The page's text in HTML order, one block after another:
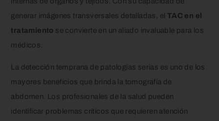
generar imágenes transversales detalladas, el TAC en el
tratamiento se convierte en un aliado invaluable para los
médicos.
La detección temprana de patologías serias es uno de los
mayores beneficios que brinda la tomografía de
abdomen. Los profesionales de la salud pueden
identificar problemas críticos que requieren atención